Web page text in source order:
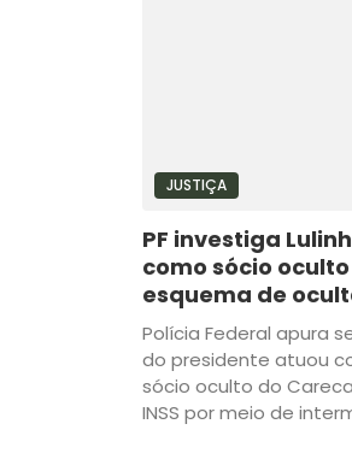
JUSTIÇA
PF investiga
como sócio
esquema de
Polícia Federal apura
do presidente atuou
sócio oculto do
INSS por meio de